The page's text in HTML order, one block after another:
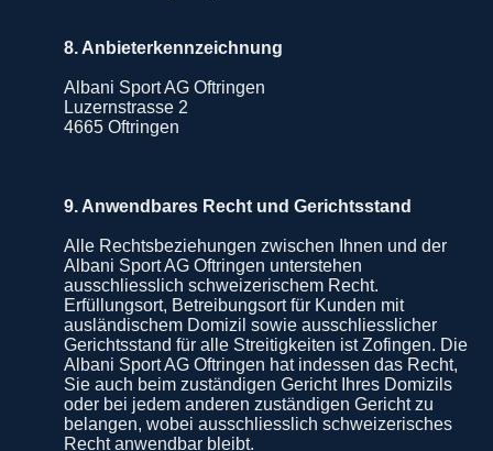
8. Anbieterkennzeichnung
Albani Sport AG Oftringen
Luzernstrasse 2
4665 Oftringen
9. Anwendbares Recht und Gerichtsstand
Alle Rechtsbeziehungen zwischen Ihnen und der
Albani Sport AG Oftringen unterstehen
ausschliesslich schweizerischem Recht.
Erfüllungsort, Betreibungsort für Kunden mit
ausländischem Domizil sowie ausschliesslicher
Gerichtsstand für alle Streitigkeiten ist Zofingen. Die
Albani Sport AG Oftringen hat indessen das Recht,
Sie auch beim zuständigen Gericht Ihres Domizils
oder bei jedem anderen zuständigen Gericht zu
belangen, wobei ausschliesslich schweizerisches
Recht anwendbar bleibt.